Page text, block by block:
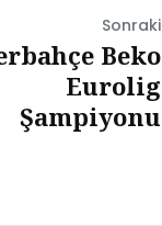
Sonraki
Beko
Eurolig
Şampiyonu